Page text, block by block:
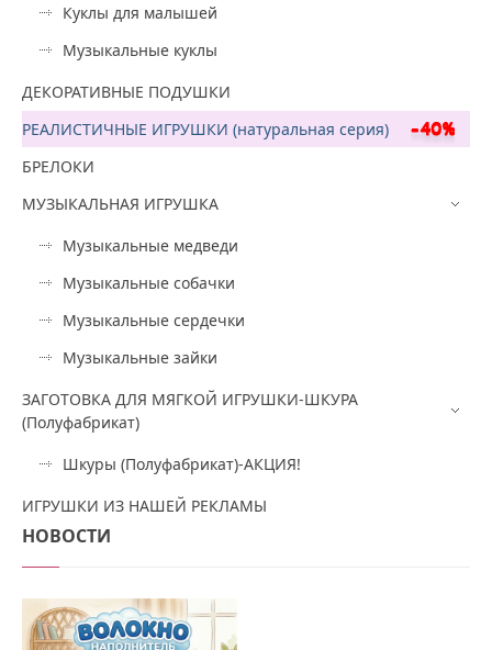
Куклы для малышей
Музыкальные куклы
ДЕКОРАТИВНЫЕ ПОДУШКИ
РЕАЛИСТИЧНЫЕ ИГРУШКИ (натуральная серия)
БРЕЛОКИ
МУЗЫКАЛЬНАЯ ИГРУШКА
Музыкальные медведи
Музыкальные собачки
Музыкальные сердечки
Музыкальные зайки
ЗАГОТОВКА ДЛЯ МЯГКОЙ ИГРУШКИ-ШКУРА
(Полуфабрикат)
Шкуры (Полуфабрикат)-АКЦИЯ!
ИГРУШКИ ИЗ НАШЕЙ РЕКЛАМЫ
НОВОСТИ